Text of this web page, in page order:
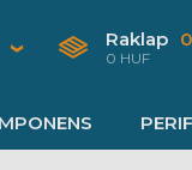
Raklap 0
0 HUF